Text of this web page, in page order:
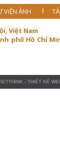
VIỆN ẢNH
Việt Nam
phố Hồ Chí
- THIẾT KẾ